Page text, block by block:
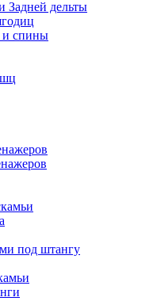
дельты
и спины
под штангу